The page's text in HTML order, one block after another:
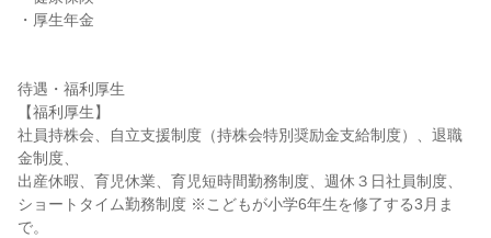
・厚生年金
待遇・福利厚生
【福利厚生】
社員持株会、自立支援制度（持株会特別奨励金支給制度）、退職
金制度、
出産休暇、育児休業、育児短時間勤務制度、週休３日社員制度、
ショートタイム勤務制度 ※こどもが小学6年生を修了する3月ま
で。